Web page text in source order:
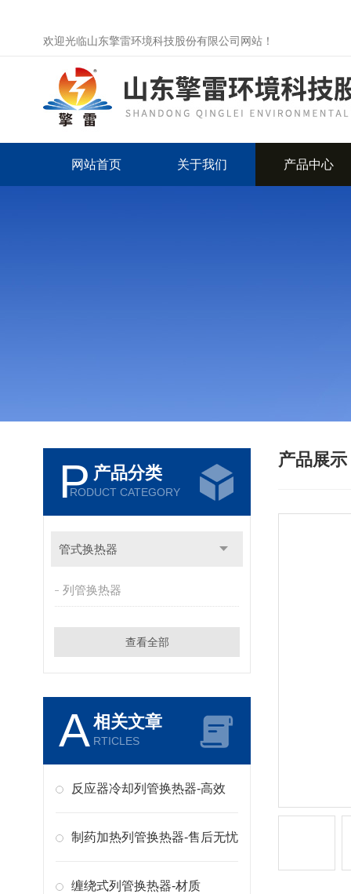
欢迎光临山东擎雷环境科技股份有限公司网站！
网站首页 关于我们 产品中心
P 产品分类
RODUCT CATEGORY
管式换热器
列管换热器
查看全部
A相关文章
RTICLES
反应器冷却列管换热器-高效
制药加热列管换热器-售后无忧
缠绕式列管换热器-材质
产品展示